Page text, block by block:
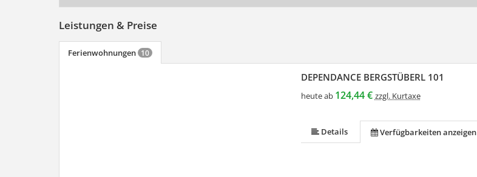
Leistungen & Preise
Ferienwohnungen 10
DEPENDANCE BERGSTÜBERL 101
heute ab 124,44 € zzgl. Kurtaxe
Details Verfügbarkeiten anzeigen